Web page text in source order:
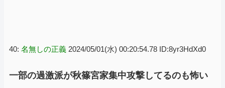
40: 名無しの正義 2024/05/01(水) 00:20:54.78 ID:8yr3HdXd0
一部の過激派が秋篠宮家集中攻撃してるのも怖い